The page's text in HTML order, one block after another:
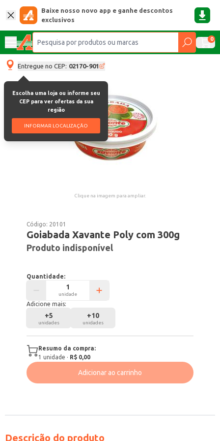
Baixe nosso novo app e ganhe descontos
exclusivos
0
Entregue no CEP: 02170-901
Escolha uma loja ou informe seu
CEP para ver ofertas da sua
região
INFORMAR LOCALIZAÇÃO
Clique na imagem para ampliar.
Código: 20101
Goiabada Xavante Poly com 300g
Produto indisponível
Quantidade:
unidade
Adicione mais:
+5
unidades
+10
unidades
Resumo da compra:
1 unidade · R$ 0,00
Adicionar ao carrinho
Descrição do produto